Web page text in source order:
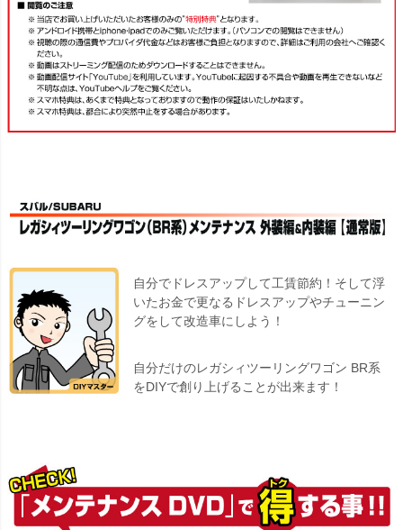
自分でドレスアップして工賃節約！そして浮
いたお金で更なるドレスアップやチューニン
グをして改造車にしよう！
自分だけのレガシィツーリングワゴン BR系
をDIYで創り上げることが出来ます！